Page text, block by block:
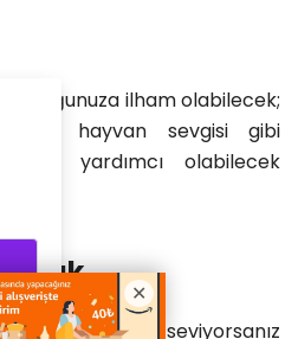
çocuğunuza ilham olabilecek;
veya hayvan sevgisi gibi
yardımcı olabilecek
izlemeyi seviyorsanız